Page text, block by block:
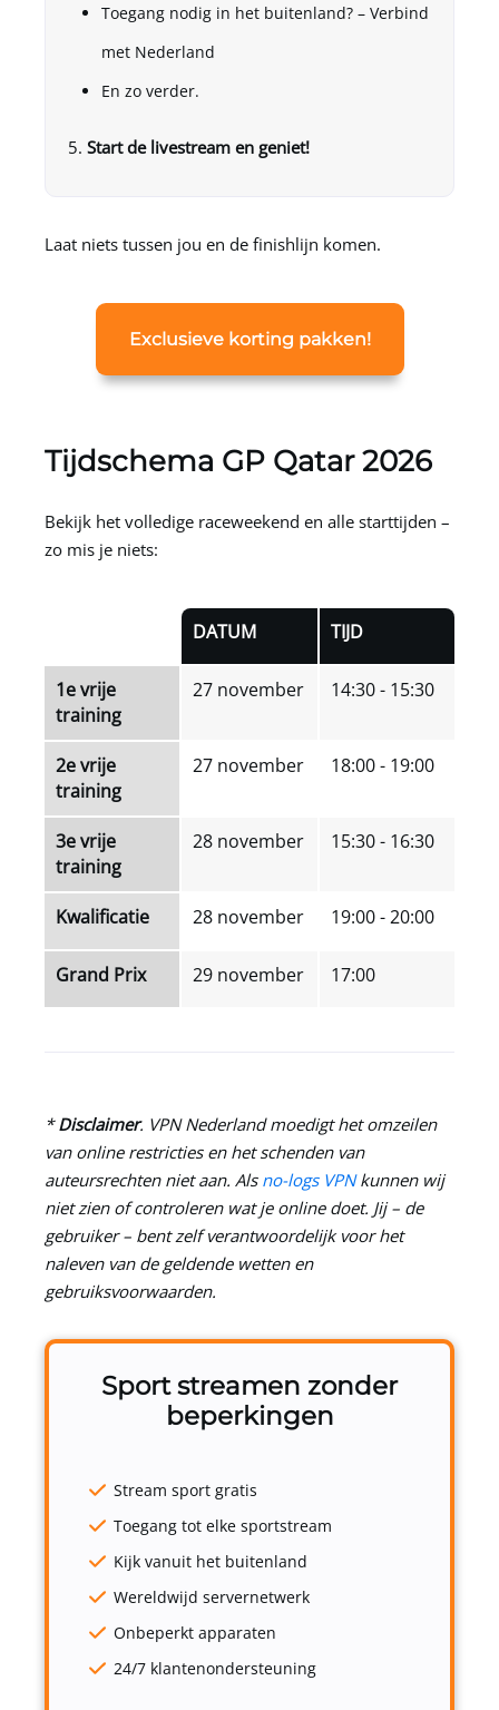
Toegang nodig in het buitenland? – Verbind
met Nederland
En zo verder.
Start de livestream en geniet!
Laat niets tussen jou en de finishlijn komen.
Exclusieve korting pakken!
Tijdschema GP Qatar 2026
Bekijk het volledige raceweekend en alle starttijden –
zo mis je niets:
DATUM TIJD
1e vrije
training
27 november 14:30 - 15:30
2e vrije
training
27 november 18:00 - 19:00
3e vrije
training
28 november 15:30 - 16:30
Kwalificatie 28 november 19:00 - 20:00
Grand Prix 29 november 17:00
*Disclaimer. VPN Nederlandmoedigt het omzeilen
van online restricties en het schenden van
auteursrechten niet aan. Als no-logs VPNkunnen wij
niet zien of controleren wat je online doet. Jij – de
gebruiker – bent zelf verantwoordelijk voor het
naleven van de geldende wetten en
gebruiksvoorwaarden.
Sport streamen zonder
beperkingen
Stream sport gratis
Toegang tot elke sportstream
Kijk vanuit het buitenland
Wereldwijd servernetwerk
Onbeperkt apparaten
24/7 klantenondersteuning